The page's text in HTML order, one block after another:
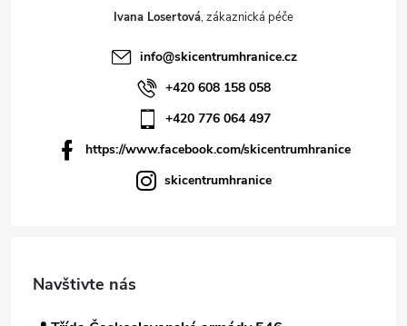
Ivana Losertová
info@skicentrumhranice.cz
+420 608 158 058
+420 776 064 497
https://www.facebook.com/skicentrumhranice
skicentrumhranice
Navštivte nás